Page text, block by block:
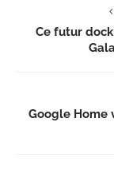
Ce futur
Google Home